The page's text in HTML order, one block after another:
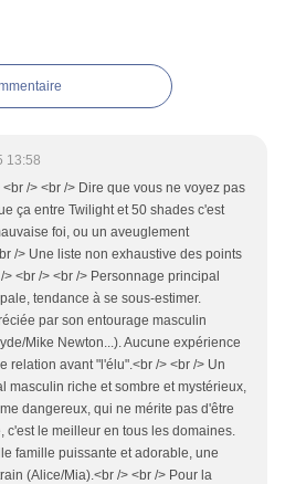
13:58
<br /> <br /> Dire que vous ne voyez pas
ça entre Twilight et 50 shades c'est
foi, ou un aveuglement
/> Une liste non exhaustive des points
<br /> <br /> Personnage principal
tendance à se sous-estimer.
par son entourage masculin
Mike Newton...). Aucune expérience
relation avant "l'élu".<br /> <br /> Un
masculin riche et sombre et mystérieux,
dangereux, qui ne mérite pas d'être
c'est le meilleur en tous les domaines.
famille puissante et adorable, une
(Alice/Mia).<br /> <br /> Pour la